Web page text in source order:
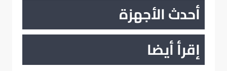
أحدث الأجهزة
إقرأ أيضا